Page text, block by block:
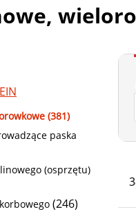
(381)
paska
(osprzętu)
(246)